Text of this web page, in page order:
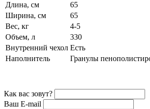
Длина, см
65
Ширина, см
65
Вес, кг
4-5
Объем, л
330
Внутренний чехол Есть
Наполнитель
Гранулы
Как вас зовут?
Ваш E-mail